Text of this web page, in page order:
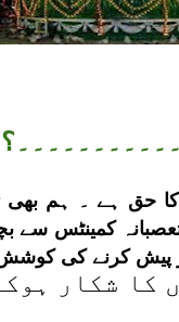
حق ہے ۔ ہم بھی
کمینٹس سے
پیش کرنے کی
کا شکار